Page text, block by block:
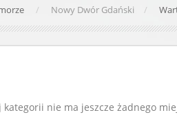
Nowy Dwór Gdański
kategorii nie ma jeszcze żadnego